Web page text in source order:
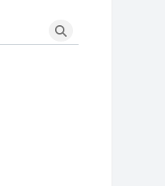
Search courses